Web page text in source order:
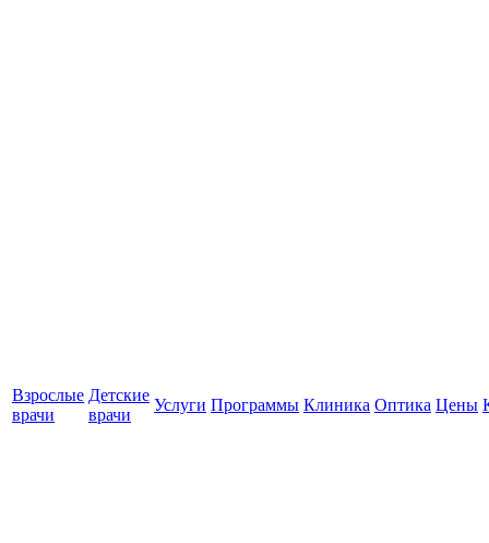
Взрослые
врачи
Детские
врачи
Услуги Программы Клиника Оптика Цены